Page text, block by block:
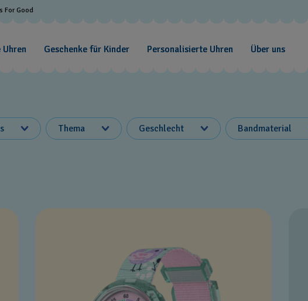
For Good
Geschenke für Kinder Personalisierte Uhren Über uns
Thema Geschlecht Bandmaterial